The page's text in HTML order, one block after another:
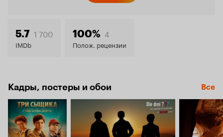
6.6
5.7 1 700
IMDb
100% 4
Полож. рецензии
Кадры, постеры и обои Все